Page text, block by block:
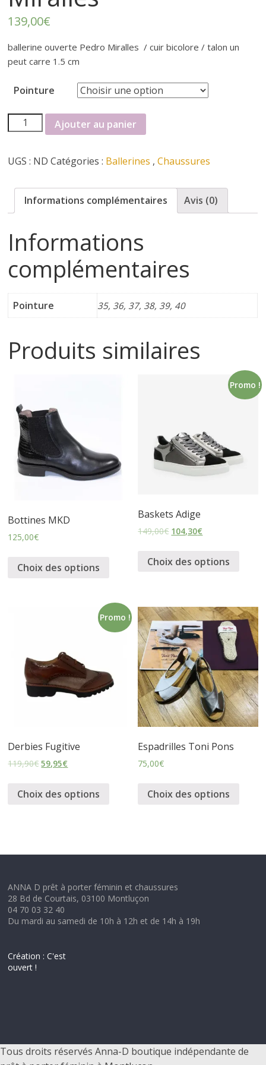
t
e
r
f
é
m
i
n
i
e
t
c
h
u
s
139,00€
ballerine ouverte Pedro Miralles / cuir bicolore / talon un
peut carre 1.5 cm
Pointure
quantité
de
Pedro
Ajouter au panier
UGS : ND Catégories : Ballerines ,Chaussures
Informations complémentaires Avis (0)
Informations
complémentaires
Pointure 35, 36, 37, 38, 39, 40
Produits similaires
Bottines MKD
125,00€
Choix des options
Promo !
Baskets Adige
149,00€ 104,30€
Choix des options
Promo !
Derbies Fugitive
119,90€ 59,95€
Choix des options
Espadrilles Toni Pons
75,00€
Choix des options
ANNA D prêt à porter féminin et chaussures
28 Bd de Courtais, 03100 Montluçon
04 70 03 32 40
Du mardi au samedi de 10h à 12h et de 14h à 19h
Création : C'est
ouvert !
Tous droits réservés Anna-D boutique indépendante de